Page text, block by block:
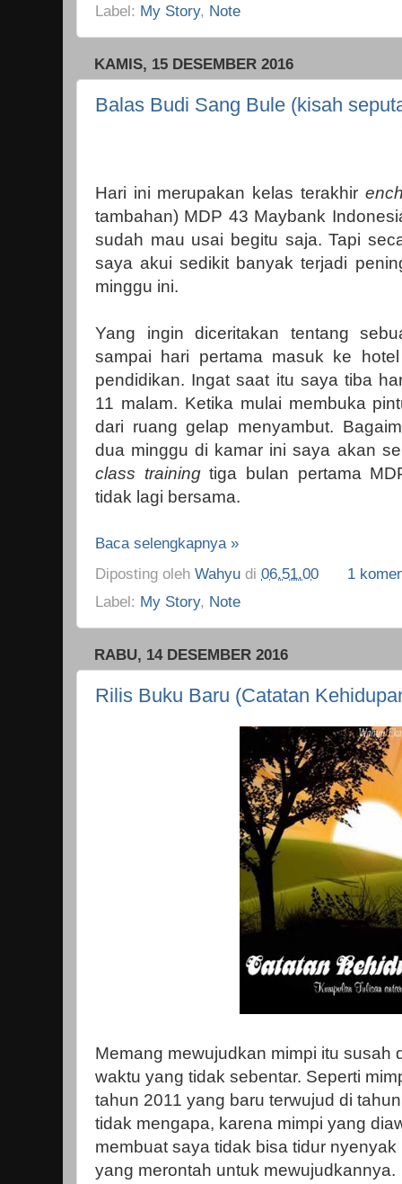
Label: My Story, Note
KAMIS, 15 DESEMBER 2016
Balas Budi Sang Bule (kisah
Hari ini merupakan kelas terakhir
tambahan) MDP 43 Maybank
sudah mau usai begitu saja. Tapi
saya akui sedikit banyak terjadi
minggu ini.
Yang ingin diceritakan tentang
sampai hari pertama masuk ke
pendidikan. Ingat saat itu saya tiba
11 malam. Ketika mulai membuka
dari ruang gelap menyambut.
dua minggu di kamar ini saya akan
class trainingtiga bulan pertama
tidak lagi bersama.
Baca selengkapnya »
Diposting oleh Wahyu di 06.51.00
1
Label: My Story, Note
RABU, 14 DESEMBER 2016
Rilis Buku Baru (Catatan
Memang mewujudkan mimpi itu susah
waktu yang tidak sebentar. Seperti
tahun 2011 yang baru terwujud di
tidak mengapa, karena mimpi yang
membuat saya tidak bisa tidur
yang merontah untuk mewujudkannya.